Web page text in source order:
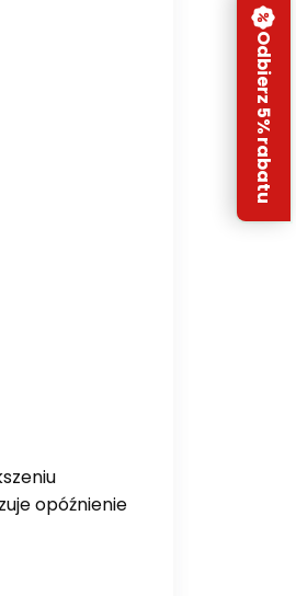
opóźnienie
Odbierz 5% rabatu